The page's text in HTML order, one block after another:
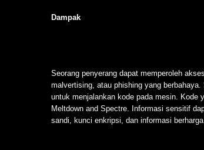
Dampak
Seorang penyerang dapat memperoleh
malvertising, atau phishing yang
untuk menjalankan kode pada mesin. Kode
Meltdown and Spectre. Informasi sensitif
sandi, kunci enkripsi, dan informasi